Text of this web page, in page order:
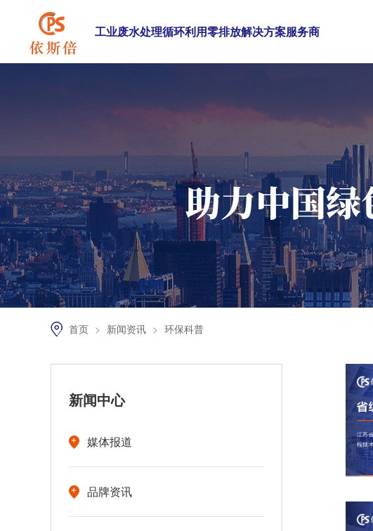
工业废水处理循环利用零排放解决方案服务商
首页 > 新闻资讯 > 环保科普
新闻中心
媒体报道
品牌资讯